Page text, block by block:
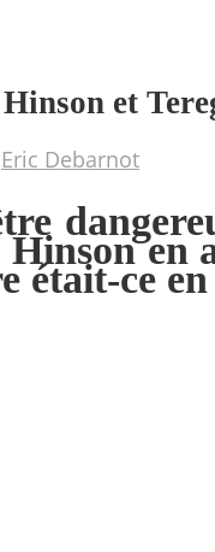
et
Eric Debarnot
en
était-ce